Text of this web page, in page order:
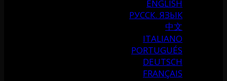
ENGLISH
РУССК. ЯЗЫК
中文
ITALIANO
PORTUGUÉS
DEUTSCH
FRANÇAIS